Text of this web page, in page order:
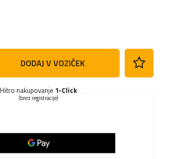
DODAJ V VOZIČEK
Hitro nakupovanje 1-Click
(brez registracije)